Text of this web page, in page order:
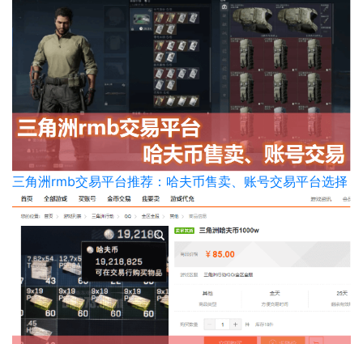
三角洲rmb交易平台推荐：哈夫币售卖、账号交易平台选择